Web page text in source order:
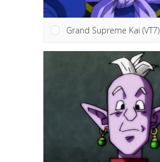
Grand Supreme Kai (VT7)